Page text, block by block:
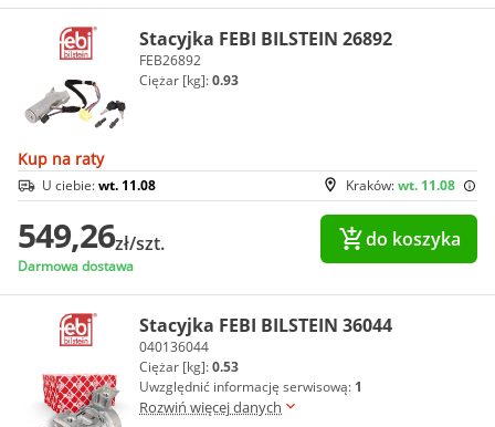
Stacyjka FEBI BILSTEIN 26892
FEB26892
Ciężar [kg]:0.93
Kup na raty
Kraków:wt. 11.08
U ciebie:wt. 11.08
549,26zł/szt.
Darmowa dostawa
do koszyka
Stacyjka FEBI BILSTEIN 36044
040136044
Ciężar [kg]:0.53
Uwzględnić informację serwisową: 1
Rozwiń więcej danych